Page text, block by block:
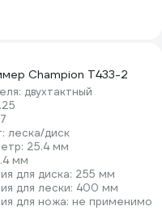
Champion Т433-2
двухтактный
леска/диск
25.4 мм
мм
для диска: 255 мм
для лески: 400 мм
для ножа: не применимо